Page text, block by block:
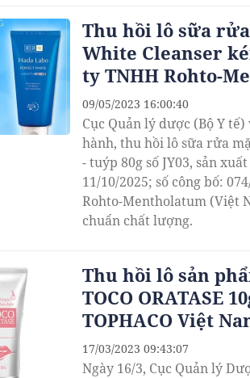
Thu hồi lô sữa
White Cleanser
ty TNHH Rohto-
Cục Quản lý dược (Bộ Y
hành, thu hồi lô sữa rửa
- tuýp 80g số JY03, sản
11/10/2025; số công bố:
Rohto-Mentholatum (Việt
chuẩn chất lượng.
09/05/2023 16:00:40
Thu hồi lô sản
TOCO ORATASE
TOPHACO Việt
Ngày 16/3, Cục Quản lý
17/03/2023 09:43:07